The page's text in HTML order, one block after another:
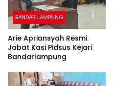
BANDAR LAMPUNG
Arie Apriansyah Resmi
Jabat Kasi Pidsus Kejari
Bandarlampung